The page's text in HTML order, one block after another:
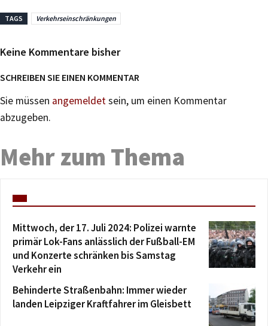
TAGS Verkehrseinschränkungen
Keine Kommentare bisher
SCHREIBEN SIE EINEN KOMMENTAR
Sie müssen angemeldetsein, um einen Kommentar
abzugeben.
Mehr zum Thema
Mittwoch, der 17. Juli 2024: Polizei warnte
primär Lok-Fans anlässlich der Fußball-EM
und Konzerte schränken bis Samstag
Verkehr ein
Behinderte Straßenbahn: Immer wieder
landen Leipziger Kraftfahrer im Gleisbett